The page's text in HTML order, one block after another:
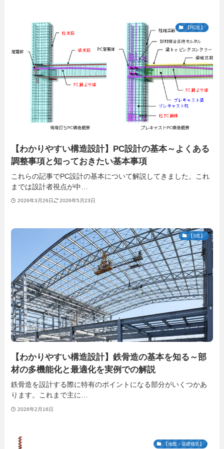
【RC造】
【わかりやすい構造設計】PC設計の基本～よくある
調整事項と知っておきたい基本事項
これらの記事でPC設計の基本について解説してきました。これ
までは設計者視点が中…
2026年3月26日 2026年5月23日
【S造】
【わかりやすい構造設計】鉄骨造の基本を知る～部
材の多機能化と最適化を実例での解説
鉄骨造を設計する際に特有のポイントになる部分がいくつかあ
ります。これまで主に…
2026年2月16日
【地盤・基礎構造】